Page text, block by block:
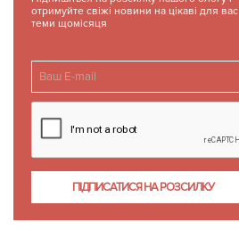
отримуйте свіжі новини на цікаві для вас
теми щомісяця